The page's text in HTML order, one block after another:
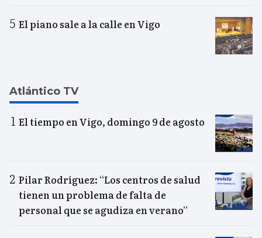
El piano sale a la calle en Vigo
Atlántico TV
El tiempo en Vigo, domingo 9 de agosto
Pilar Rodríguez: “Los centros de salud
tienen un problema de falta de
personal que se agudiza en verano”